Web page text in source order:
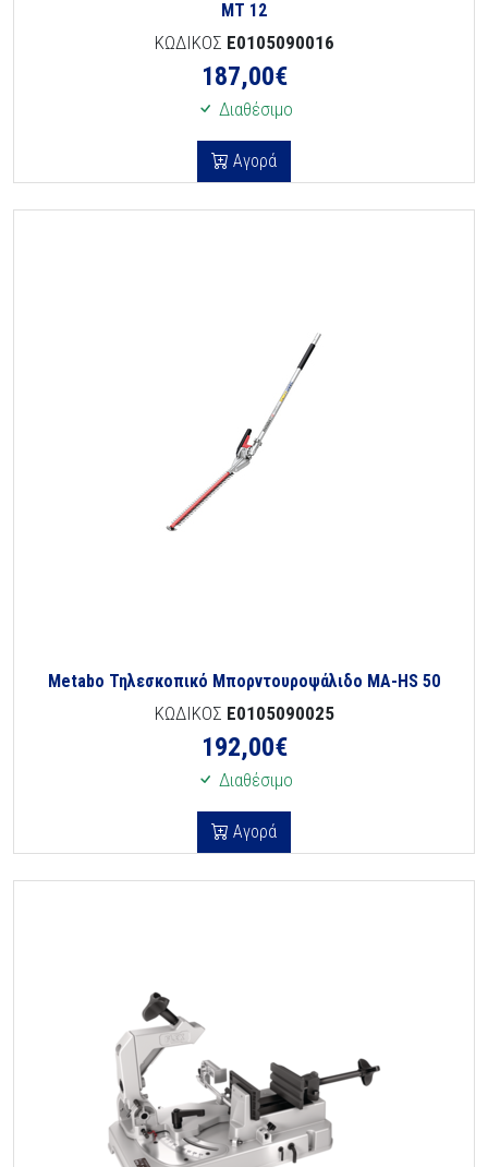
MT 12
ΚΩΔΙΚΟΣ E0105090016
187,00€
Διαθέσιμο
Αγορά
Metabo Τηλεσκοπικό Μπορντουροψάλιδο MA-HS 50
ΚΩΔΙΚΟΣ E0105090025
192,00€
Διαθέσιμο
Αγορά